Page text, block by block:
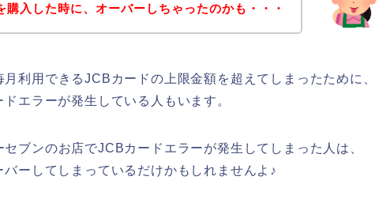
購入した時に、オーバーしちゃったのかも・・・
利用できるJCBカードの上限金額を超えてしまったために、
エラーが発生している人もいます。
ブンのお店でJCBカードエラーが発生してしまった人は、
ーしてしまっているだけかもしれませんよ♪